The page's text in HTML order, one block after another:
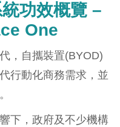
功效概覽 –
One
，自攜裝置(BYOD)
行動化商務需求，並
下，政府及不少機構